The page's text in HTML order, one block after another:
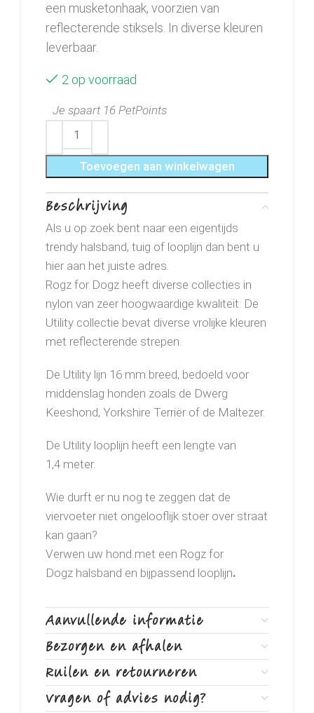
een musketonhaak, voorzien van
reflecterende stiksels. In diverse kleuren
leverbaar.
2 op voorraad
Je spaart 16 PetPoints
Toevoegen aan winkelwagen
Beschrijving
Als u op zoek bent naar een eigentijds
trendy halsband, tuig of looplijn dan bent u
hier aan het juiste adres.
Rogz for Dogz heeft diverse collecties in
nylon van zeer hoogwaardige kwaliteit. De
Utility collectie bevat diverse vrolijke kleuren
met reflecterende strepen.
De Utility lijn 16 mm breed, bedoeld voor
middenslag honden zoals de Dwerg
Keeshond, Yorkshire Terriër of de Maltezer.
De Utility looplijn heeft een lengte van
1,4 meter.
Wie durft er nu nog te zeggen dat de
viervoeter niet ongelooflijk stoer over straat
kan gaan?
Verwen uw hond met een Rogz for
Dogz halsband en bijpassend looplijn.
Aanvullende informatie
Bezorgen en afhalen
Ruilen en retourneren
Vragen of advies nodig?